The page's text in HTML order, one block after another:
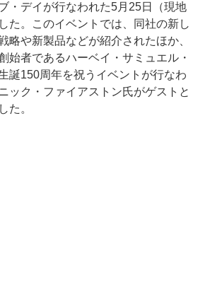
・デイが行なわれた5月25日（現地
た。このイベントでは、同社の新し
略や新製品などが紹介されたほか、
始者であるハーベイ・サミュエル・
誕150周年を祝うイベントが行なわ
ック・ファイアストン氏がゲストと
た。